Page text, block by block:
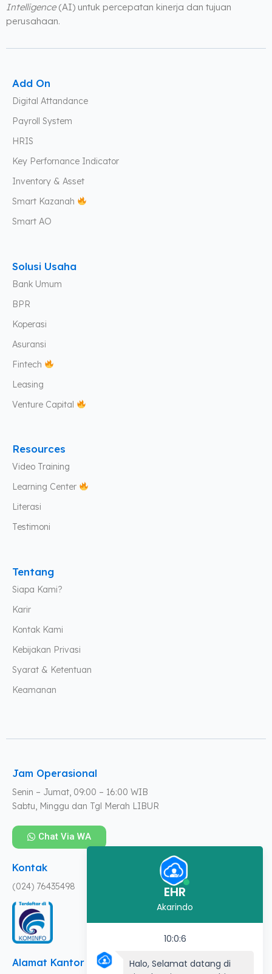
Intelligence(AI) untuk percepatan kinerja dan tujuan
perusahaan.
Add On
Digital Attandance
Payroll System
HRIS
Key Perfornance Indicator
Inventory & Asset
Smart Kazanah
Smart AO
Solusi Usaha
Bank Umum
BPR
Koperasi
Asuransi
Fintech
Leasing
Venture Capital
Resources
Video Training
Learning Center
Literasi
Testimoni
Tentang
Siapa Kami?
Karir
Kontak Kami
Kebijakan Privasi
Syarat & Ketentuan
Keamanan
Jam Operasional
Senin – Jumat, 09:00 – 16:00 WIB
Sabtu, Minggu dan Tgl Merah LIBUR
Chat Via WA
Kontak
(024) 76435498
Alamat Kantor
EHR
Akarindo
10:0:6
Halo, Selamat datang di